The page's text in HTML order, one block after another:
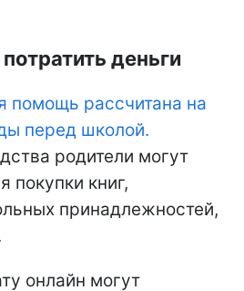
деньги
помощь рассчитана на
перед школой.
родители могут
покупки книг,
принадлежностей,
онлайн могут